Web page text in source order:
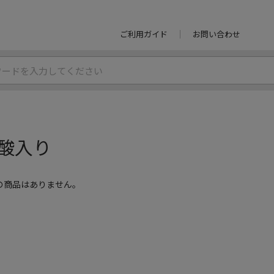
ご利用ガイド お問い合わせ
入り
品はありません。